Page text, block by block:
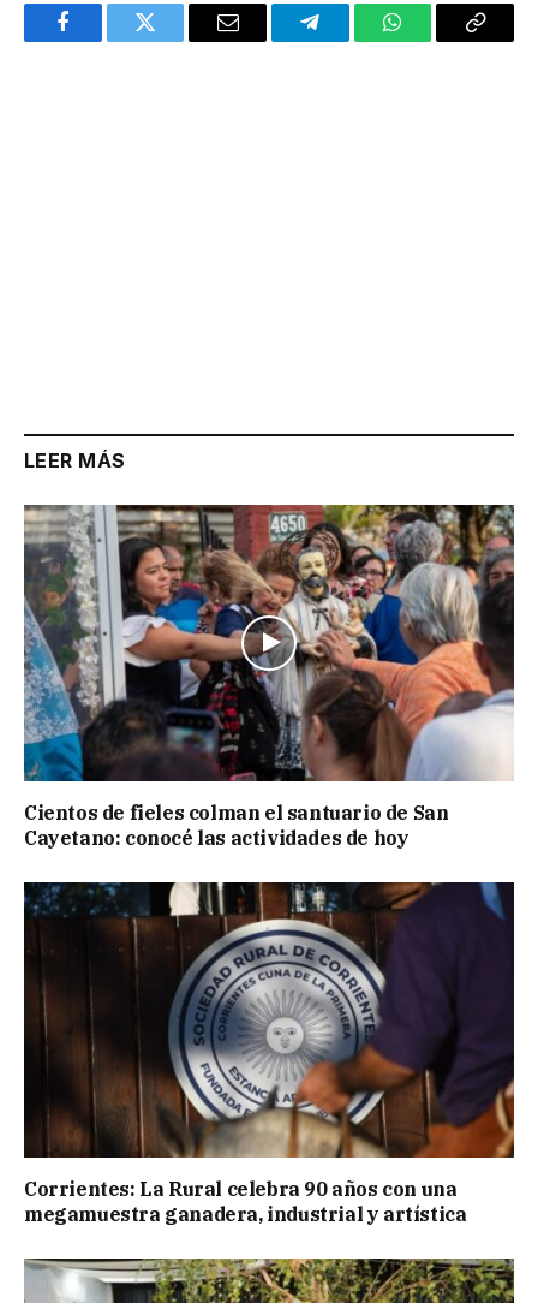
FacebookTwitter Email TelegramWhatsAppCopy
LEER MÁS
Cientos de fieles colman el santuario de San
Cayetano: conocé las actividades de hoy
Corrientes: La Rural celebra 90 años con una
megamuestra ganadera, industrial y artística